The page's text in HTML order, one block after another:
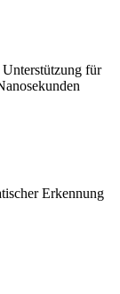
für
Erkennung